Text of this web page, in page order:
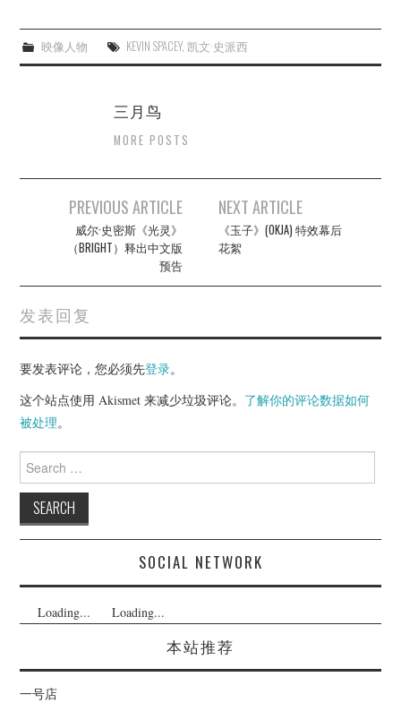
映像人物 KEVIN SPACEY, 凯文·史派西
三月鸟
MORE POSTS
navigation
PREVIOUS ARTICLE
威尔·史密斯《光灵》
（BRIGHT）释出中文版
预告
NEXT ARTICLE
《玉子》(OKJA) 特效幕后
花絮
发表回复
要发表评论，您必须先登录。
这个站点使用 Akismet 来减少垃圾评论。 了解你的评论数据如何
被处理。
Search
for:
SOCIAL NETWORK
Loading... Loading...
本站推荐
一号店